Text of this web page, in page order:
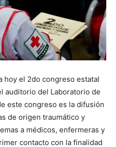
hoy el 2do congreso estatal
auditorio del Laboratorio de
este congreso es la difusión
de origen traumático y
a médicos, enfermeras y
contacto con la finalidad